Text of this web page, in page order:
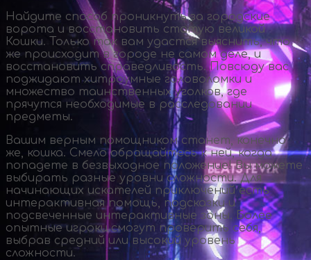
Найдите способ проникнуть за городские
ворота и восстановить статую великой
Кошки. Только так вам удастся выяснить, что
же происходит в городе не самом деле, и
восстановить справедливость. Повсюду вас
поджидают хитроумные головоломки и
множество таинственных уголков, где
прячутся необходимые в расследовании
предметы.
Вашим верным помощником станет, конечно
же, кошка. Смело обращайтесь к ней, когда
попадете в безвыходное положение! Вы можете
выбирать разные уровни сложности. Для
начинающих искателей приключений есть
интерактивная помощь, подсказки и
подсвеченные интерактивные зоны. Более
опытные игроки смогут проверить себя,
выбрав средний или высокий уровень
сложности.